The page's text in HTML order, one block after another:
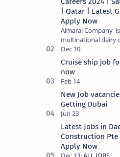
| Qatar | Latest
Apply Now
Almarai Company
multinational dairy
listed on the
It specializes in food
Cruise ship job
now
New Job
Getting Dubai
Latest Jobs in
Construction
Apply Now